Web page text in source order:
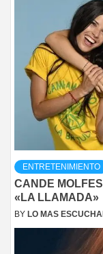
ENTRETENIMIENTO
CANDE
«LA LLAMADA»
BY LO MAS